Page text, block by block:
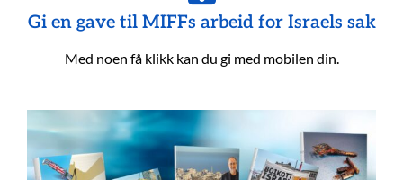
Gi en gave til MIFFs arbeid for Israels sak
Med noen få klikk kan du gi med mobilen din.